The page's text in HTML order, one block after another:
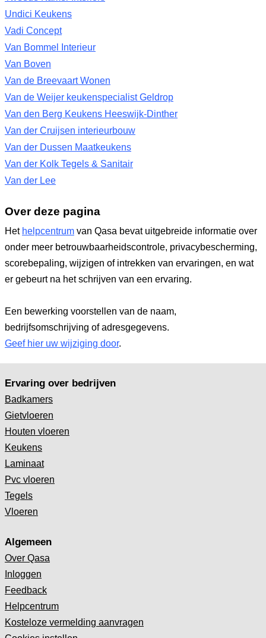
Undici Keukens
Vadi Concept
Van Bommel Interieur
Van Boven
Van de Breevaart Wonen
Van de Weijer keukenspecialist Geldrop
Van den Berg Keukens Heeswijk-Dinther
Van der Cruijsen interieurbouw
Van der Dussen Maatkeukens
Van der Kolk Tegels & Sanitair
Van der Lee
Over deze pagina
Het helpcentrum van Qasa bevat uitgebreide informatie over
onder meer betrouwbaarheidscontrole, privacybescherming,
scorebepaling, wijzigen of intrekken van ervaringen, en wat
er gebeurt na het schrijven van een ervaring.
Een bewerking voorstellen van de naam,
bedrijfsomschrijving of adresgegevens.
Geef hier uw wijziging door.
Ervaring over bedrijven
Badkamers
Gietvloeren
Houten vloeren
Keukens
Laminaat
Pvc vloeren
Tegels
Vloeren
Algemeen
Over Qasa
Inloggen
Feedback
Helpcentrum
Kosteloze vermelding aanvragen